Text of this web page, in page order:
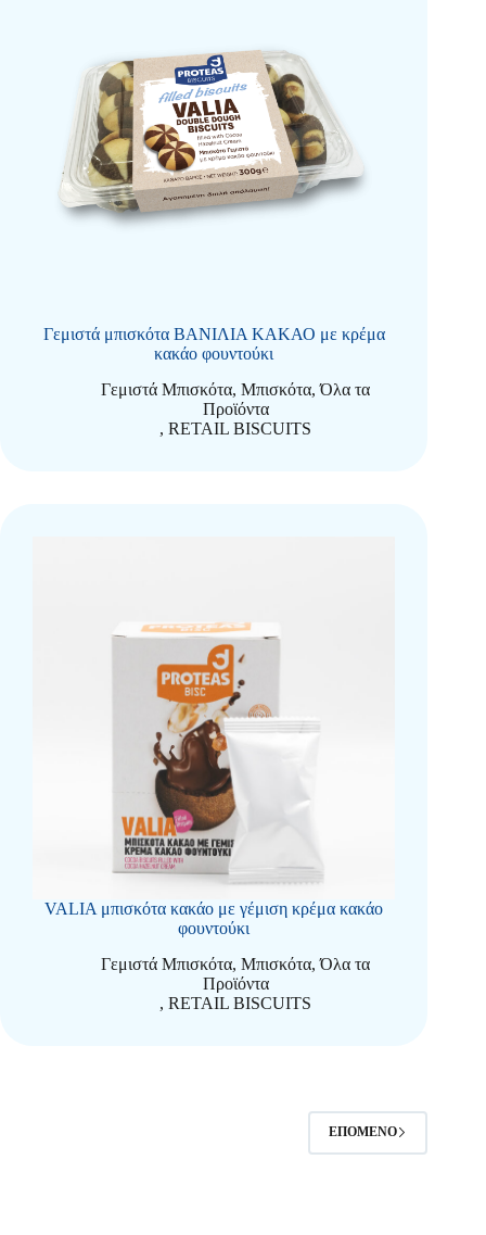
Γεμιστά μπισκότα ΒΑΝΙΛΙΑ ΚΑΚΑΟ με κρέμα
κακάο φουντούκι
Γεμιστά Μπισκότα,Μπισκότα,Όλα τα
Προϊόντα
, RETAIL BISCUITS
VALIA μπισκότα κακάο με γέμιση κρέμα κακάο
φουντούκι
Γεμιστά Μπισκότα,Μπισκότα,Όλα τα
Προϊόντα
, RETAIL BISCUITS
ΕΠΌΜΕΝΟ